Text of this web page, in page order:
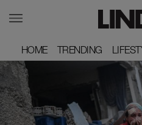
HOME
HOME TRENDING
TRENDING